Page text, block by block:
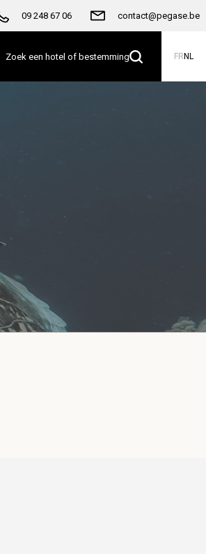
09 248 67 06 contact@pegase.be
Zoek een hotel of bestemming FR NL